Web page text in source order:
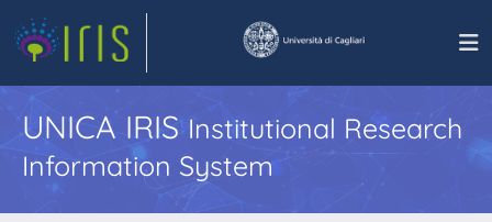
UNICA IRISInstitutional Research
Information System